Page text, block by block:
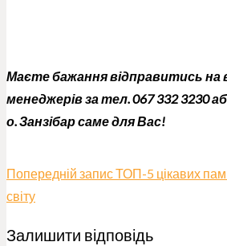
Маєте бажання відправитись на
менеджерів за тел. 067 332 3230
о. Занзібар саме для Вас!
Попередній записТОП-5 цікавих
світу
Залишити відповідь